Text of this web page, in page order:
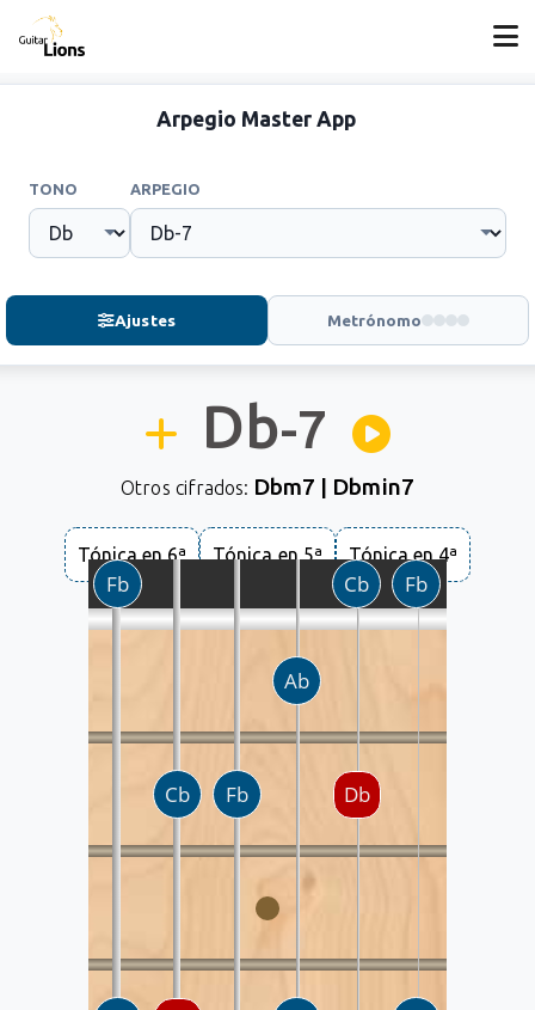
Arpegio Master App
TONO ARPEGIO
Ajustes Metrónomo
Db-7
Otros cifrados: Dbm7 | Dbmin7
Tónica en 6ª Tónica en 5ª Tónica en 4ª